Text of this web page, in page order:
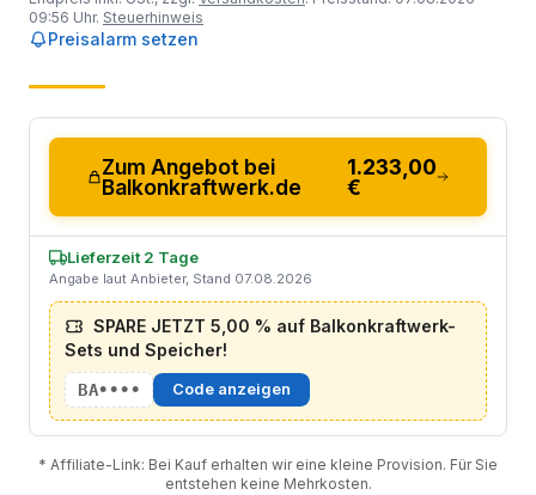
09:56 Uhr. Steuerhinweis
Preisalarm setzen
Zum Angebot bei
Balkonkraftwerk.de
1.233,00
€
Lieferzeit 2 Tage
Angabe laut Anbieter, Stand 07.08.2026
SPARE JETZT 5,00 % auf Balkonkraftwerk-
Sets und Speicher!
BA•••• Code anzeigen
* Affiliate-Link: Bei Kauf erhalten wir eine kleine Provision. Für Sie
entstehen keine Mehrkosten.